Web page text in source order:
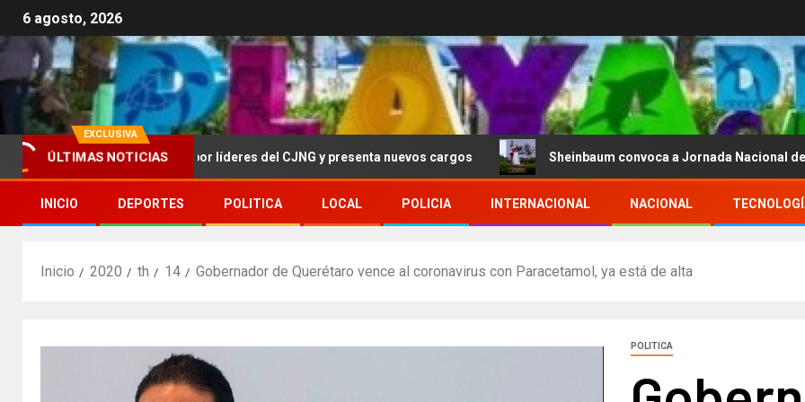
6 agosto, 2026
EXCLUSIVA
ÚLTIMAS NOTICIAS
más de 100 mdd por líderes del CJNG y presenta nuevos cargos Sheinbaum convoca a Jornada Nacional de
INICIO DEPORTES POLITICA LOCAL POLICIA INTERNACIONAL NACIONAL
Inicio 2020 th 14 Gobernador de Querétaro vence al coronavirus con Paracetamol, ya está de alta
POLITICA